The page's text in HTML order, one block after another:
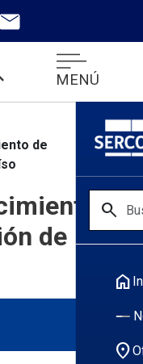
MENÚ
search
home
location_on
de
de
de